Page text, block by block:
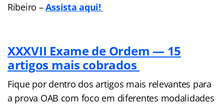
Ribeiro –Assista aqui!
XXXVII Exame de Ordem — 15
artigos mais cobrados
Fique por dentro dos artigos mais relevantes para
a prova OAB com foco em diferentes modalidades